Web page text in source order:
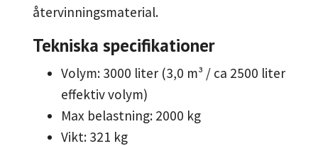
återvinningsmaterial.
Tekniska specifikationer
Volym: 3000 liter (3,0 m³ / ca 2500 liter
effektiv volym)
Max belastning: 2000 kg
Vikt: 321 kg